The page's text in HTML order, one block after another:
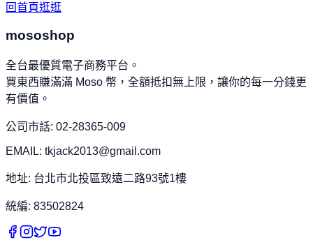
回首頁逛逛
mososhop
全台最優質電子商務平台。
買東西賺滿滿 Moso 幣，全額抵扣無上限，讓你的每一分錢更
有價值。
公司市話: 02-28365-009
EMAIL: tkjack2013@gmail.com
地址: 台北市北投區致遠二路93號1樓
統編: 83502824